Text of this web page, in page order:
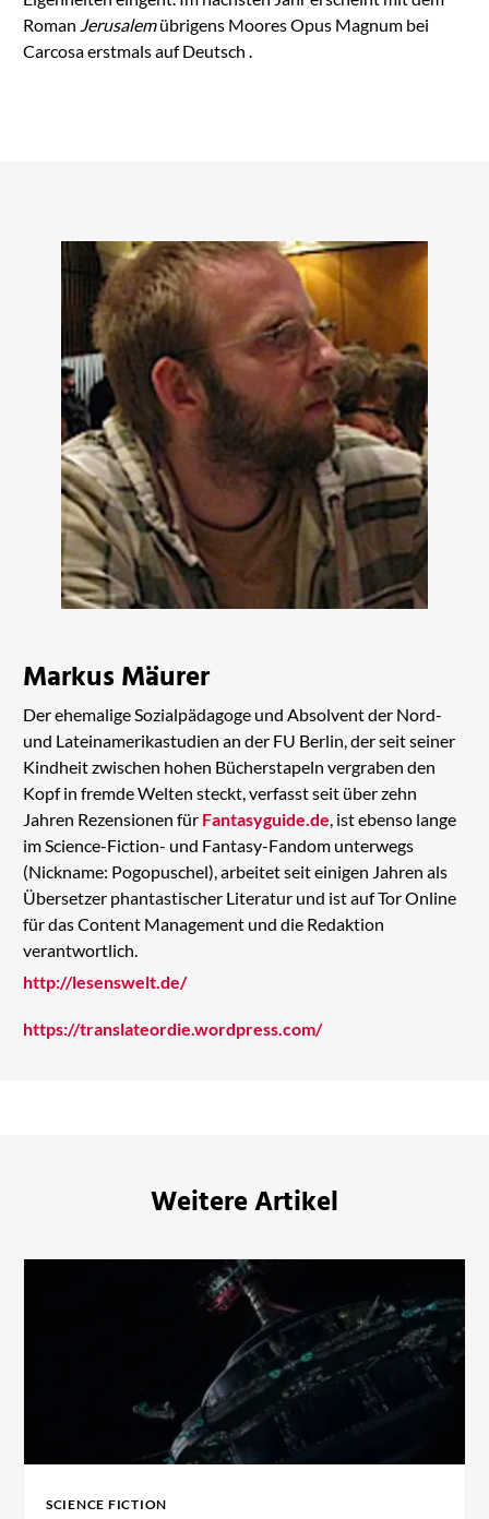
Roman Jerusalemübrigens Moores Opus Magnum bei
Carcosa erstmals auf Deutsch .
Markus Mäurer
Der ehemalige Sozialpädagoge und Absolvent der Nord-
und Lateinamerikastudien an der FU Berlin, der seit seiner
Kindheit zwischen hohen Bücherstapeln vergraben den
Kopf in fremde Welten steckt, verfasst seit über zehn
Jahren Rezensionen für Fantasyguide.de , ist ebenso lange
im Science-Fiction- und Fantasy-Fandom unterwegs
(Nickname: Pogopuschel), arbeitet seit einigen Jahren als
Übersetzer phantastischer Literatur und ist auf Tor Online
für das Content Management und die Redaktion
verantwortlich.
http://lesenswelt.de/
https://translateordie.wordpress.com/
Weitere Artikel
SCIENCE FICTION